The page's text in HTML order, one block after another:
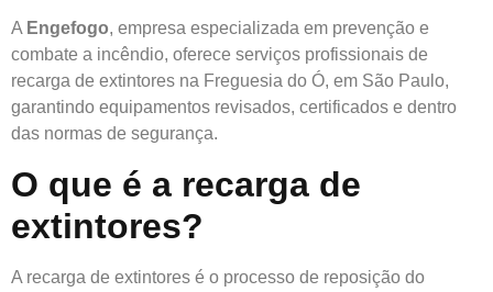
A Engefogo, empresa especializada em prevenção e
combate a incêndio, oferece serviços profissionais de
recarga de extintores na Freguesia do Ó, em São Paulo,
garantindo equipamentos revisados, certificados e dentro
das normas de segurança.
O que é a recarga de
extintores?
A recarga de extintores é o processo de reposição do